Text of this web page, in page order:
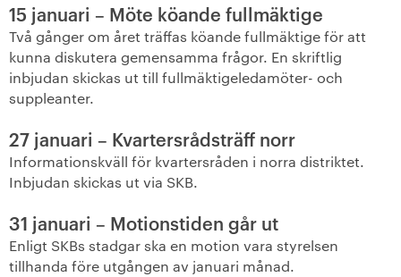
+
Våra bostäder
Vår boendeform
Jobba hos oss
15 januari – Möte köande fullmäktige
Två gånger om året träffas köande fullmäktige för att
kunna diskutera gemensamma frågor. En skriftlig
inbjudan skickas ut till fullmäktigeledamöter- och
suppleanter.
27 januari – Kvartersrådsträff norr
Informationskväll för kvartersråden i norra distriktet.
Inbjudan skickas ut via SKB.
31 januari – Motionstiden går ut
Enligt SKBs stadgar ska en motion vara styrelsen
tillhanda före utgången av januari månad.